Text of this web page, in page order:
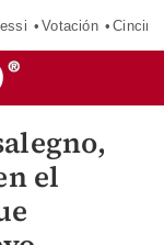
Votación
el